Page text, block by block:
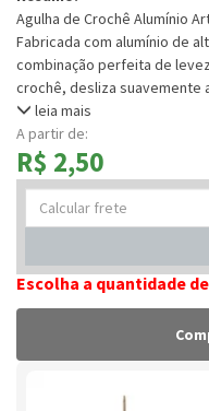
Agulha de Crochê Alumínio
Fabricada com alumínio de
combinação perfeita de
crochê, desliza suavemente
leia mais
A partir de:
R$ 2,50
Calcular
Escolha a quantidade